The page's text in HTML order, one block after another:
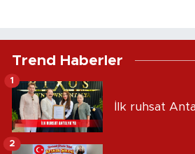
Trend Haberler
İlk ruhsat
1
2